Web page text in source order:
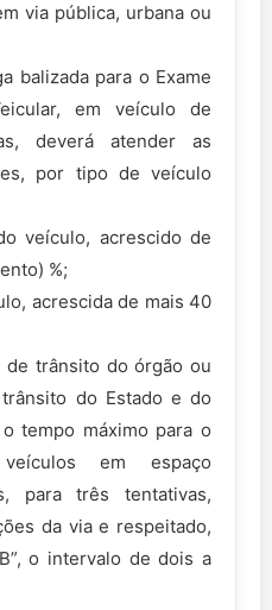
via pública, urbana ou
balizada para o Exame
em veículo de
deverá atender as
por tipo de veículo
veículo, acrescido de
%;
acrescida de mais 40
trânsito do órgão ou
do Estado e do
tempo máximo para o
em espaço
para três tentativas,
da via e respeitado,
o intervalo de dois a